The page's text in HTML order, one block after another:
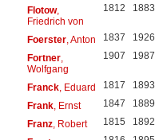
Flotow,
Friedrich von
1812 1883
Foerster, Anton 1837 1926
Fortner,
Wolfgang
1907 1987
Franck, Eduard 1817 1893
Frank, Ernst 1847 1889
Franz, Robert 1815 1892